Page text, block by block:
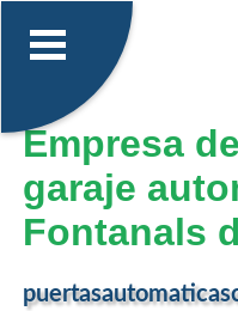
Empresa
garaje
Fontanals